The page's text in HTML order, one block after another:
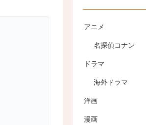
アニメ
名探偵コナン
ドラマ
海外ドラマ
洋画
漫画